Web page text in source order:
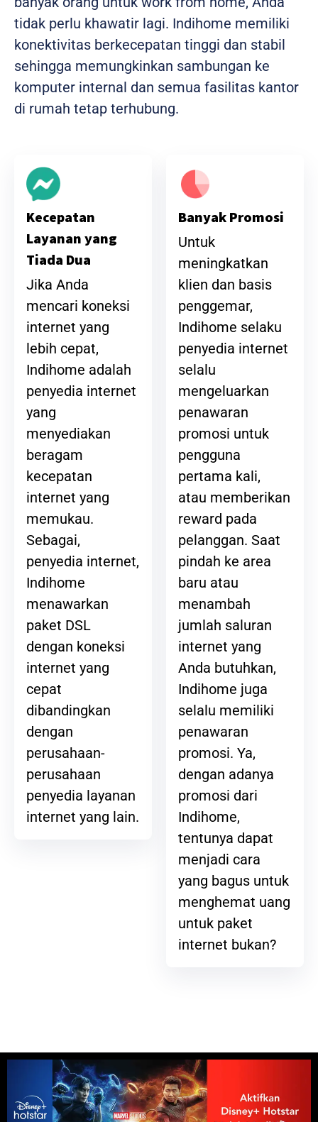
tidak perlu khawatir lagi. Indihome memiliki
konektivitas berkecepatan tinggi dan stabil
sehingga memungkinkan sambungan ke
komputer internal dan semua fasilitas kantor
di rumah tetap terhubung.
Kecepatan
Layanan yang
Tiada Dua
Jika Anda
mencari koneksi
internet yang
lebih cepat,
Indihome adalah
penyedia internet
yang
menyediakan
beragam
kecepatan
internet yang
memukau.
Sebagai,
penyedia internet,
Indihome
menawarkan
paket DSL
dengan koneksi
internet yang
cepat
dibandingkan
dengan
perusahaan-
perusahaan
penyedia layanan
internet yang lain.
Banyak Promosi
Untuk
meningkatkan
klien dan basis
penggemar,
Indihome selaku
penyedia internet
selalu
mengeluarkan
penawaran
promosi untuk
pengguna
pertama kali,
atau memberikan
reward pada
pelanggan. Saat
pindah ke area
baru atau
menambah
jumlah saluran
internet yang
Anda butuhkan,
Indihome juga
selalu memiliki
penawaran
promosi. Ya,
dengan adanya
promosi dari
Indihome,
tentunya dapat
menjadi cara
yang bagus untuk
menghemat uang
untuk paket
internet bukan?